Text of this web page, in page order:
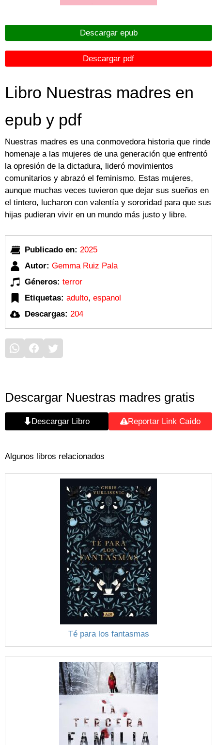
Descargar epub
Descargar pdf
Libro Nuestras madres en
epub y pdf
Nuestras madres es una conmovedora historia que rinde
homenaje a las mujeres de una generación que enfrentó
la opresión de la dictadura, lideró movimientos
comunitarios y abrazó el feminismo. Estas mujeres,
aunque muchas veces tuvieron que dejar sus sueños en
el tintero, lucharon con valentía y sororidad para que sus
hijas pudieran vivir en un mundo más justo y libre.
Publicado en: 2025
Autor: Gemma Ruiz Pala
Géneros: terror
Etiquetas: adulto, espanol
Descargas: 204
Descargar Nuestras madres gratis
Descargar Libro Reportar Link Caído
Algunos libros relacionados
Té para los fantasmas